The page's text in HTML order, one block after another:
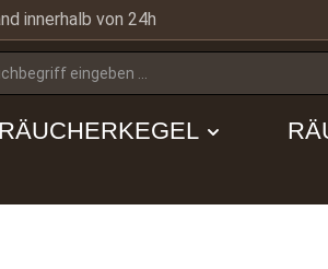
innerhalb von 24h
RÄUCHERKEGEL